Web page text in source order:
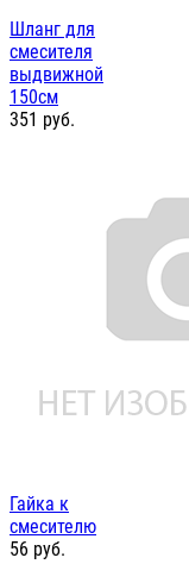
Шланг для
смесителя
выдвижной
150см
351 руб.
Гайка к
смесителю
56 руб.